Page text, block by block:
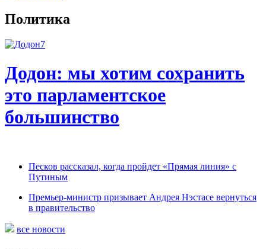
Политика
Додон: мы хотим сохранить
это парламентское
большинство
Песков рассказал, когда пройдет «Прямая линия» с
Путиным
Премьер-министр призывает Андрея Нэстасе вернуться
в правительство
все новости